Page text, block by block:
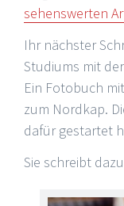
sehenswerten
Ihr nächster
Studiums mit
Ein Fotobuch
zum Nordkap.
dafür gestartet
Sie schreibt